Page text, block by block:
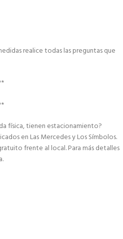
realice todas las preguntas que
física, tienen estacionamiento?
en Las Mercedes y Los Símbolos.
frente al local. Para más detalles